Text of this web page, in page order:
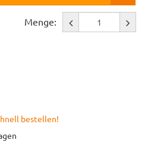
Menge:
bestellen!